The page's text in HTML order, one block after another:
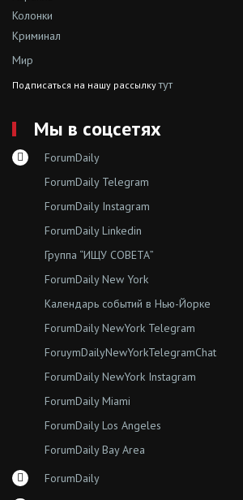
Колонки
Криминал
Мир
Подписаться на нашу рассылкутут
Мы в соцсетях
ForumDaily
ForumDaily Telegram
ForumDaily Instagram
ForumDaily Linkedin
Группа “ИЩУ СОВЕТА”
ForumDaily New York
Календарь событий в Нью-Йорке
ForumDaily NewYork Telegram
ForuymDailyNewYorkTelegramChat
ForumDaily NewYork Instagram
ForumDaily Miami
ForumDaily Los Angeles
ForumDaily Bay Area
ForumDaily